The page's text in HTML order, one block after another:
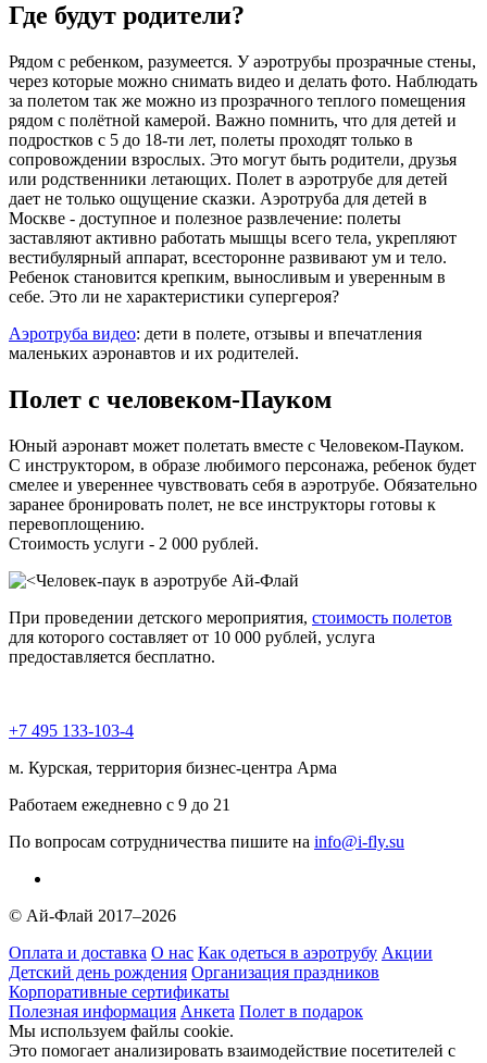
Где будут родители?
Рядом с ребенком, разумеется. У аэротрубы прозрачные стены,
через которые можно снимать видео и делать фото. Наблюдать
за полетом так же можно из прозрачного теплого помещения
рядом с полётной камерой. Важно помнить, что для детей и
подростков с 5 до 18-ти лет, полеты проходят только в
сопровождении взрослых. Это могут быть родители, друзья
или родственники летающих. Полет в аэротрубе для детей
дает не только ощущение сказки. Аэротруба для детей в
Москве - доступное и полезное развлечение: полеты
заставляют активно работать мышцы всего тела, укрепляют
вестибулярный аппарат, всесторонне развивают ум и тело.
Ребенок становится крепким, выносливым и уверенным в
себе. Это ли не характеристики супергероя?
Аэротруба видео: дети в полете, отзывы и впечатления
маленьких аэронавтов и их родителей.
Полет с человеком-Пауком
Юный аэронавт может полетать вместе с Человеком-Пауком.
С инструктором, в образе любимого персонажа, ребенок будет
смелее и увереннее чувствовать себя в аэротрубе. Обязательно
заранее бронировать полет, не все инструкторы готовы к
перевоплощению.
Стоимость услуги - 2 000 рублей.
При проведении детского мероприятия, стоимость полетов
для которого составляет от 10 000 рублей, услуга
предоставляется бесплатно.
+7 495 133-103-4
м. Курская, территория бизнес-центра Арма
Работаем ежедневно с 9 до 21
По вопросам сотрудничества пишите на info@i-fly.su
© Ай-Флай 2017–2026
Оплата и доставка О нас Как одеться в аэротрубу Акции
Детский день рождения Организация праздников
Корпоративные сертификаты
Полезная информация Анкета Полет в подарок
Мы используем файлы cookie.
Это помогает анализировать взаимодействие посетителей с